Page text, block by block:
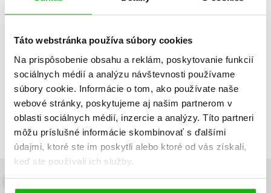
Táto webstránka používa súbory cookies
Na prispôsobenie obsahu a reklám, poskytovanie funkcií
sociálnych médií a analýzu návštevnosti používame
súbory cookie. Informácie o tom, ako používate naše
webové stránky, poskytujeme aj našim partnerom v
oblasti sociálnych médií, inzercie a analýzy. Títo partneri
môžu príslušné informácie skombinovať s ďalšími
údajmi, ktoré ste im poskytli alebo ktoré od vás získali,
keď ste používali ich služby.
Zobraz záznamov
Zobrazujem 1 až 1 z celkových 1 záznamov
Predchádzajúci 1 Ďalší